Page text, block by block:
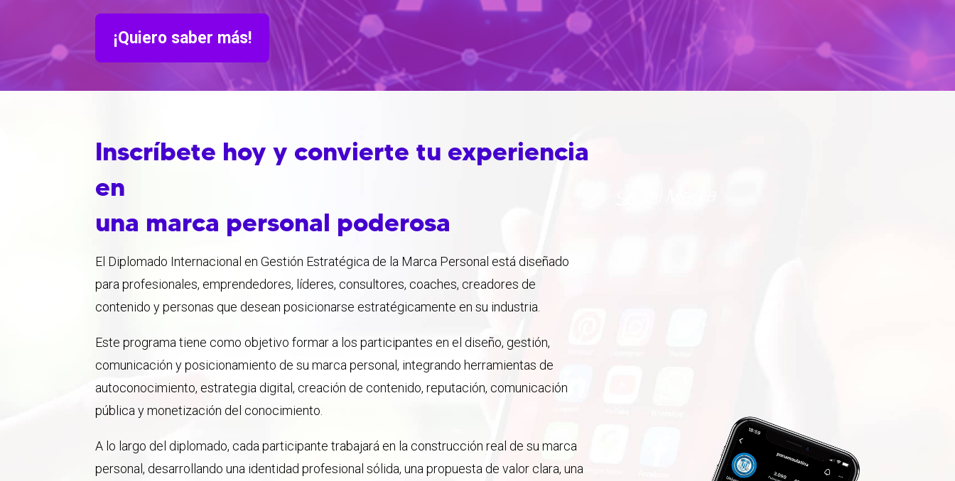
¡Quiero saber más!
Inscríbete hoy y convierte tu experiencia
en
una marca personal poderosa
El Diplomado Internacional en Gestión Estratégica de la Marca Personal está diseñado
para profesionales, emprendedores, líderes, consultores, coaches, creadores de
contenido y personas que desean posicionarse estratégicamente en su industria.
Este programa tiene como objetivo formar a los participantes en el diseño, gestión,
comunicación y posicionamiento de su marca personal, integrando herramientas de
autoconocimiento, estrategia digital, creación de contenido, reputación, comunicación
pública y monetización del conocimiento.
A lo largo del diplomado, cada participante trabajará en la construcción real de su marca
personal, desarrollando una identidad profesional sólida, una propuesta de valor clara, una